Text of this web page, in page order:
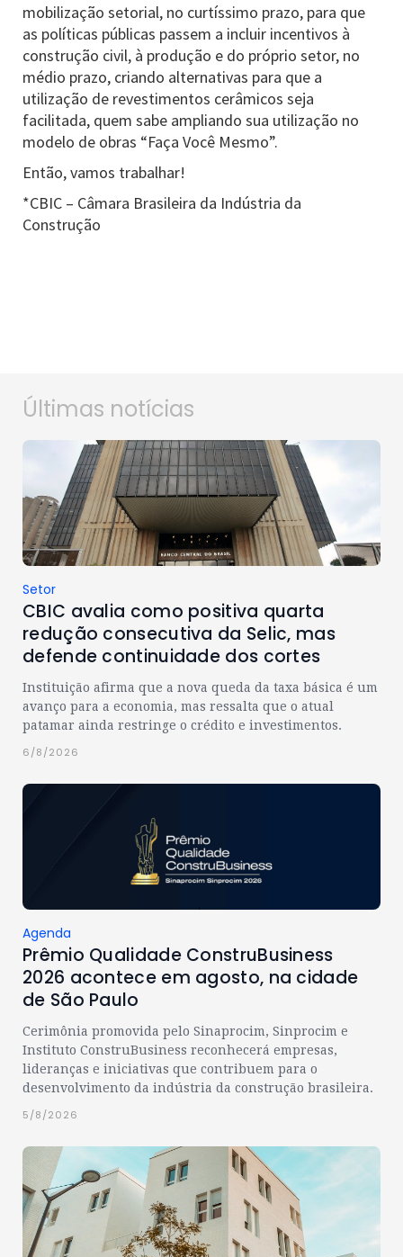
mobilização setorial, no curtíssimo prazo, para que
as políticas públicas passem a incluir incentivos à
construção civil, à produção e do próprio setor, no
médio prazo, criando alternativas para que a
utilização de revestimentos cerâmicos seja
facilitada, quem sabe ampliando sua utilização no
modelo de obras “Faça Você Mesmo”.
Então, vamos trabalhar!
*CBIC – Câmara Brasileira da Indústria da
Construção
Últimas notícias
Setor
CBIC avalia como positiva quarta
redução consecutiva da Selic, mas
defende continuidade dos cortes
Instituição afirma que a nova queda da taxa básica é um
avanço para a economia, mas ressalta que o atual
patamar ainda restringe o crédito e investimentos.
6/8/2026
Agenda
Prêmio Qualidade ConstruBusiness
2026 acontece em agosto, na cidade
de São Paulo
Cerimônia promovida pelo Sinaprocim, Sinprocim e
Instituto ConstruBusiness reconhecerá empresas,
lideranças e iniciativas que contribuem para o
desenvolvimento da indústria da construção brasileira.
5/8/2026